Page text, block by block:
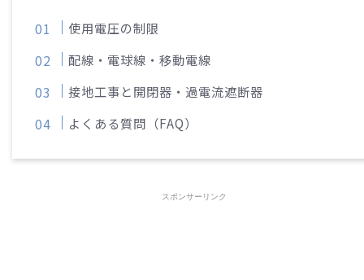
使用電圧の制限
配線・電球線・移動電線
接地工事と開閉器・過電流遮断器
よくある質問（FAQ）
スポンサーリンク